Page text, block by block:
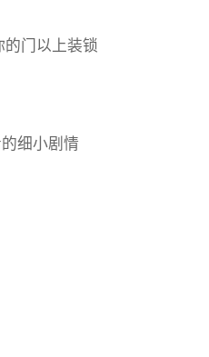
的门以上装锁
细小剧情